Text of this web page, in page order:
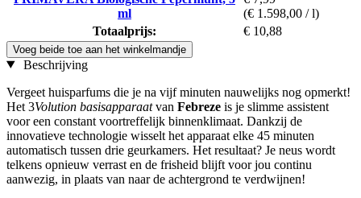
ml
(€ 1.598,00 / l)
Totaalprijs:
€ 10,88
Voeg beide toe aan het winkelmandje
Beschrijving
Vergeet huisparfums die je na vijf minuten nauwelijks nog opmerkt!
Het 3Volution basisapparaatvan Febreze is je slimme assistent
voor een constant voortreffelijk binnenklimaat. Dankzij de
innovatieve technologie wisselt het apparaat elke 45 minuten
automatisch tussen drie geurkamers. Het resultaat? Je neus wordt
telkens opnieuw verrast en de frisheid blijft voor jou continu
aanwezig, in plaats van naar de achtergrond te verdwijnen!